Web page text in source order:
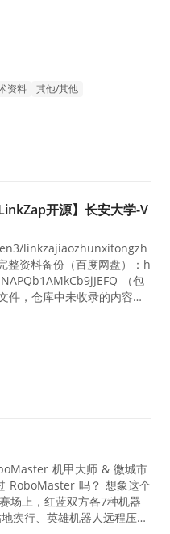
资料
其他/其他
开源】长安大学-V
linkzajiaozhunxitongzh
资料备份（百度网盘）：h
（包
件，仓库中未收录的内容以
机甲大师 & 微城市
RoboMaster 吗？ 想象这个
上，红蓝双方各7种机器
疾行、英雄机器人远程压